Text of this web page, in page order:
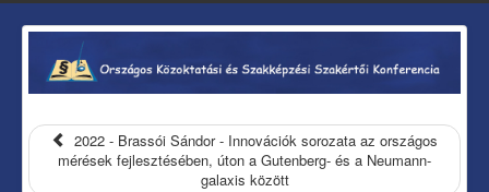
2022 - Brassói Sándor - Innovációk sorozata az országos
mérések fejlesztésében, úton a Gutenberg- és a Neumann-
galaxis között